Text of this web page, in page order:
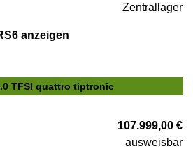
Zentrallager
anzeigen
TFSI quattro tiptronic
107.999,00 €
ausweisbar